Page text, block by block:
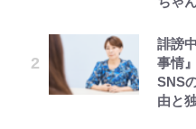
誹謗
事情
SNS
由と
の田
に心
続々
｢お土
手？｣
僚に“
「自
ろそ
を経
アユ
た！
「ア
レビ
イド
溺愛
公式-
オラ